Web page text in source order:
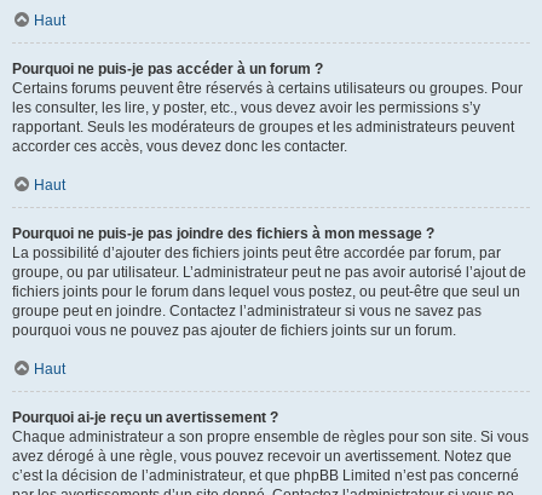
Haut
Pourquoi ne puis-je pas accéder à un forum ?
Certains forums peuvent être réservés à certains utilisateurs ou groupes. Pour
les consulter, les lire, y poster, etc., vous devez avoir les permissions s’y
rapportant. Seuls les modérateurs de groupes et les administrateurs peuvent
accorder ces accès, vous devez donc les contacter.
Haut
Pourquoi ne puis-je pas joindre des fichiers à mon message ?
La possibilité d’ajouter des fichiers joints peut être accordée par forum, par
groupe, ou par utilisateur. L’administrateur peut ne pas avoir autorisé l’ajout de
fichiers joints pour le forum dans lequel vous postez, ou peut-être que seul un
groupe peut en joindre. Contactez l’administrateur si vous ne savez pas
pourquoi vous ne pouvez pas ajouter de fichiers joints sur un forum.
Haut
Pourquoi ai-je reçu un avertissement ?
Chaque administrateur a son propre ensemble de règles pour son site. Si vous
avez dérogé à une règle, vous pouvez recevoir un avertissement. Notez que
c’est la décision de l’administrateur, et que phpBB Limited n’est pas concerné